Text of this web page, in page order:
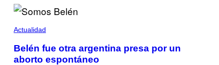
Actualidad
Belén fue otra argentina presa por un
aborto espontáneo